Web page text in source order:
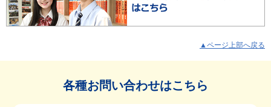
▲ページ上部へ戻る
各種お問い合わせはこちら